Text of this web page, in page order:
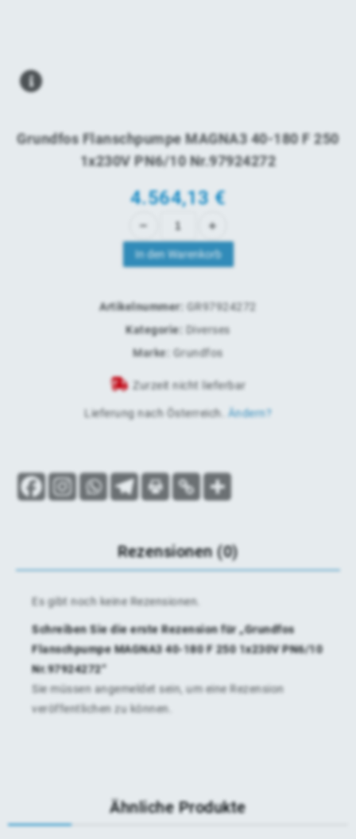
Grundfos Flanschpumpe MAGNA3 40-180 F 250
1x230V PN6/10 Nr.97924272
4.564,13€
In den Warenkorb
Artikelnummer:
GR97924272
Kategorie:
Diverses
Marke:
Grundfos
Zurzeit nicht lieferbar
Lieferung nach Österreich Ändern?
Rezensionen (0)
Es gibt noch keine Rezensionen.
Schreiben Sie die erste Rezension für „Grundfos
Flanschpumpe MAGNA3 40-180 F 250 1x230V PN6/10
Nr.97924272“
Sie müssen angemeldet sein, um eine Rezension
veröffentlichen zu können.
Ähnliche Produkte